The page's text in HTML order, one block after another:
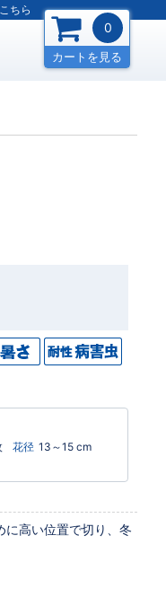
ちら
0
カートを見る
花径 13～15 cm
に高い位置で切り、冬